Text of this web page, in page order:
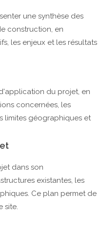
une synthèse des
construction, en
les enjeux et les résultats
du projet, en
concernées, les
limites géographiques et
dans son
existantes, les
Ce plan permet de
site.